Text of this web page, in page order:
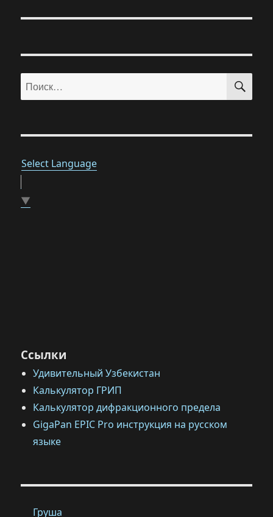
Искать:
Select Language
▼
Ссылки
Удивительный Узбекистан
Калькулятор ГРИП
Калькулятор дифракционного предела
GigaPan EPIC Pro инструкция на русском
языке
Груша